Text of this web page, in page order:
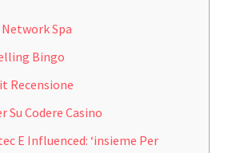
Spa
Bingo
Recensione
Su Codere Casino
E Influenced: ‘insieme Per